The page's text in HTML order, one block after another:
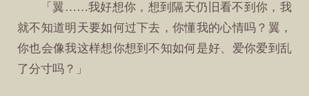
「翼……我好想你，想到隔天仍旧看不到你，我
就不知道明天要如何过下去，你懂我的心情吗？翼，
你也会像我这样想你想到不知如何是好、爱你爱到乱
了分寸吗？」